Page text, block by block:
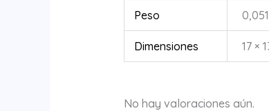
Peso
Dimensiones 17 ×
No hay valoraciones aún.